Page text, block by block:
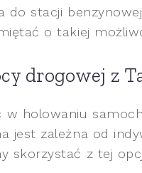
do stacji
o takiej
drogowej z
w holowaniu
jest zależna od
skorzystać z tej